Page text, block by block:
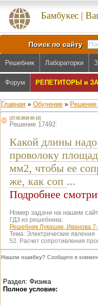
Бамбукес |
Поиск по сайту
Решебник Лабораторки
Форум РЕПЕТИТОРЫ и
Главная » Обучение » Решение
[27.02.2018 20:12]
Решение 17492:
Какой длины
проволоку
мм2, чтобы ее
же, как соп ...
Подробнее
Номер задачи на нашем
ГДЗ из решебника:
Решебник Лукашик, Иванова
Тема: Электрические явления
52. Расчет сопротивления
Нашли ошибку? Сообщите в
Раздел: Физика
Полное условие: